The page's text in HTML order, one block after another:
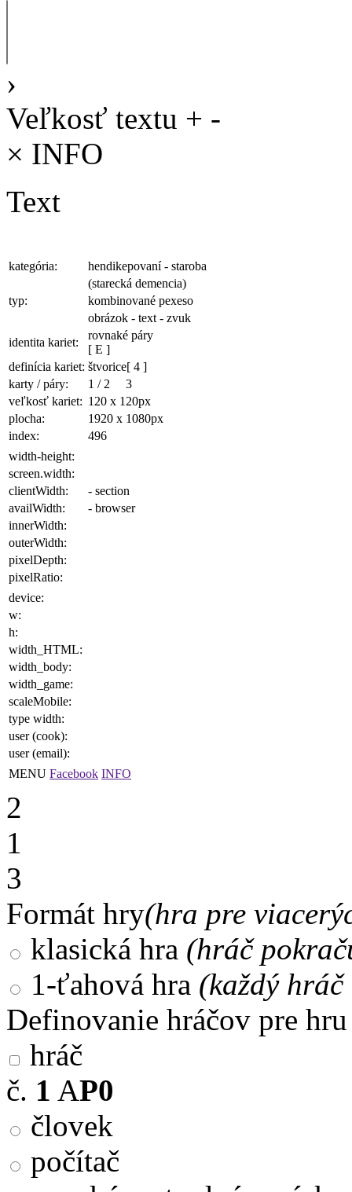
›
Veľkosť textu + -
× INFO
Text
kategória:
hendikepovaní - staroba
(starecká demencia)
typ:
kombinované pexeso
obrázok - text - zvuk
identita kariet:
rovnaké páry
[ E ]
definícia kariet: štvorice[ 4 ]
karty / páry:
1 / 2
3
veľkosť kariet: 120 x 120px
plocha: 1920 x 1080px
index:
496
width-height:
screen.width:
clientWidth:
- section
availWidth:
- browser
innerWidth:
outerWidth:
pixelDepth:
pixelRatio:
device:
w:
h:
width_HTML:
width_body:
width_game:
scaleMobile:
type width:
user (cook):
user (email):
MENU Facebook INFO
2
1
3
Formát hry(hra pre
klasická hra (hráč
1-ťahová hra (každý
Definovanie hráčov pre hru
hráč
č. 1 AP0
človek
počítač